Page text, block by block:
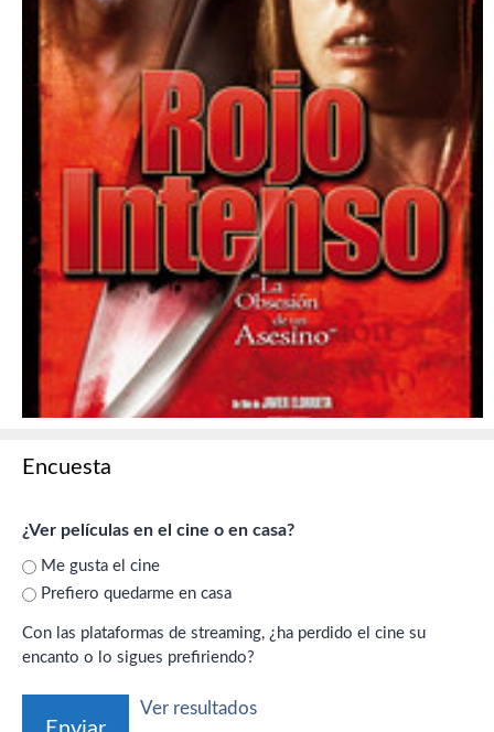
Encuesta
¿Ver películas en el cine o en casa?
Me gusta el cine
Prefiero quedarme en casa
Con las plataformas de streaming, ¿ha perdido el cine su
encanto o lo sigues prefiriendo?
Ver resultados